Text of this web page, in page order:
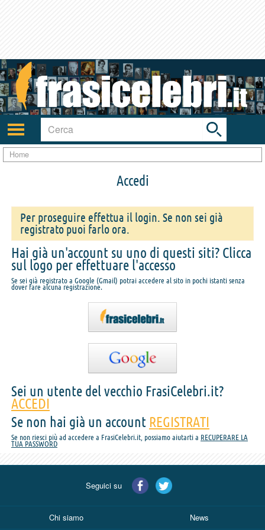
Attiva/disattiva
navigazione
Toggle
search
bar
Home
Accedi
Per proseguire effettua il login. Se non sei già
registrato puoi farlo ora.
Hai già un'account su uno di questi siti? Clicca
sul logo per effettuare l'accesso
Se sei già registrato a Google (Gmail) potrai accedere al sito in pochi istanti senza
dover fare alcuna registrazione.
Sei un utente del vecchio FrasiCelebri.it?
ACCEDI
Se non hai già un account REGISTRATI
Se non riesci più ad accedere a FrasiCelebri.it, possiamo aiutarti a RECUPERARE LA
TUA PASSWORD
Seguici su
Chi siamo News